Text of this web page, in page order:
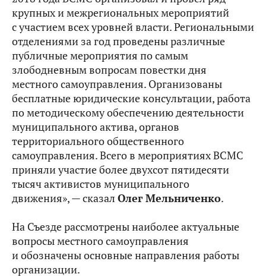
крупных и межрегиональных мероприятий
с участием всех уровней власти. Региональными
отделениями за год проведены различные
публичные мероприятия по самым
злободневным вопросам повестки дня
местного самоуправления. Организованы
бесплатные юридические консультации, работа
по методическому обеспечению деятельности
муниципального актива, органов
территориального общественного
самоуправления. Всего в мероприятиях ВСМС
приняли участие более двухсот пятидесяти
тысяч активистов муниципального
движения», — сказал Олег Мельниченко.
На Съезде рассмотрены наиболее актуальные
вопросы местного самоуправления
и обозначены основные направления работы
организации.